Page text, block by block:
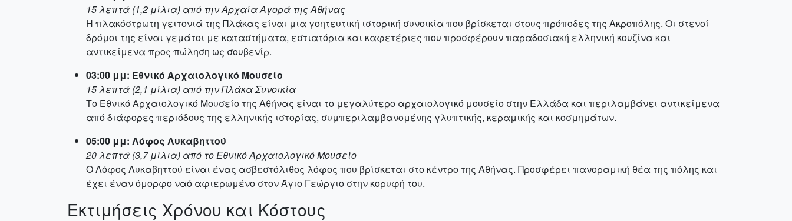
15 λεπτά (1,2 μίλια) από την Αρχαία Αγορά της Αθήνας
Η πλακόστρωτη γειτονιά της Πλάκας είναι μια γοητευτική ιστορική συνοικία που βρίσκεται στους πρόποδες της Ακροπόλης. Οι στενοί
δρόμοι της είναι γεμάτοι με καταστήματα, εστιατόρια και καφετέριες που προσφέρουν παραδοσιακή ελληνική κουζίνα και
αντικείμενα προς πώληση ως σουβενίρ.
03:00 μμ: Εθνικό Αρχαιολογικό Μουσείο
15 λεπτά (2,1 μίλια) από την Πλάκα Συνοικία
Το Εθνικό Αρχαιολογικό Μουσείο της Αθήνας είναι το μεγαλύτερο αρχαιολογικό μουσείο στην Ελλάδα και περιλαμβάνει αντικείμενα
από διάφορες περιόδους της ελληνικής ιστορίας, συμπεριλαμβανομένης γλυπτικής, κεραμικής και κοσμημάτων.
05:00 μμ: Λόφος Λυκαβηττού
20 λεπτά (3,7 μίλια) από το Εθνικό Αρχαιολογικό Μουσείο
Ο Λόφος Λυκαβηττού είναι ένας ασβεστόλιθος λόφος που βρίσκεται στο κέντρο της Αθήνας. Προσφέρει πανοραμική θέα της πόλης και
έχει έναν όμορφο ναό αφιερωμένο στον Άγιο Γεώργιο στην κορυφή του.
Εκτιμήσεις Χρόνου και Κόστους